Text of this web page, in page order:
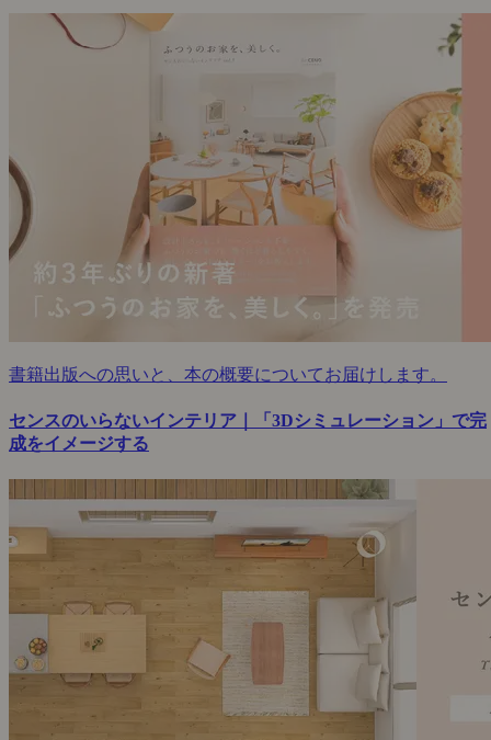
書籍出版への思いと、本の概要についてお届けします。
センスのいらないインテリア｜「3Dシミュレーション」で完
成をイメージする